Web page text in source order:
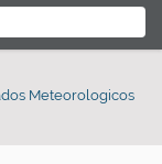
Meteorologicos